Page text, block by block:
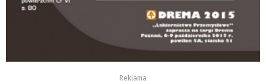
Reklama